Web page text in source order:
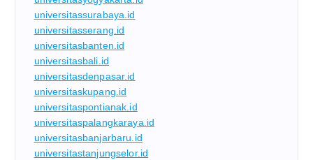
universitassurabaya.id
universitasserang.id
universitasbanten.id
universitasbali.id
universitasdenpasar.id
universitaskupang.id
universitaspontianak.id
universitaspalangkaraya.id
universitasbanjarbaru.id
universitastanjungselor.id